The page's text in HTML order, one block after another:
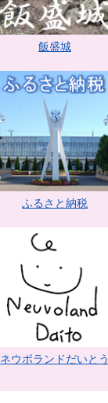
飯盛城
ふるさと納税
ネウボランドだいとう